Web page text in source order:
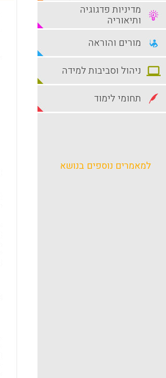
מדיניות פדגוגיה
ותיאוריה
מורים והוראה
ניהול וסביבות למידה
תחומי לימוד
למאמרים נוספים בנושא